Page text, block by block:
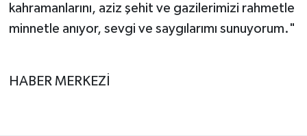
kahramanlarını, aziz şehit ve gazilerimizi rahmetle
minnetle anıyor, sevgi ve saygılarımı sunuyorum."
HABER MERKEZİ